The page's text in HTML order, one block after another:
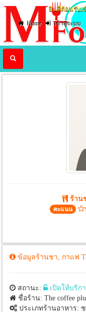
ยินดีต้อนรับเ
Home
เข้าสู่ระบบ
ร้าน
คะแนน
ข้อมูลร้านชา, กาแฟ
สถานะ:
เปิดให้บริก
ชื่อร้าน: The​ coffee​
ประเภทร้านอาหาร: